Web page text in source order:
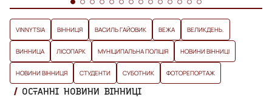
VINNYTSIA ВІННИЦЯ ВАСИЛЬ ГАЙОВИК ВЕЖА ВЕЛИКДЕНЬ.
ВИННИЦА ЛІСОПАРК МУНІЦИПАЛЬНА ПОЛІЦІЯ НОВИНИ ВІННИЦІ
НОВИНИ ВІННИЦЯ СТУДЕНТИ СУБОТНИК ФОТОРЕПОРТАЖ
ОСТАННІ НОВИНИ ВІННИЦІ